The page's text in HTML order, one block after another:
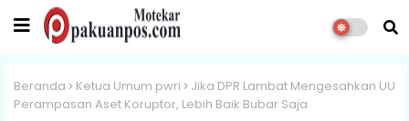
Beranda Ketua Umum pwri
Jika DPR Lambat Mengesahkan UU
Perampasan Aset Koruptor, Lebih Baik Bubar Saja